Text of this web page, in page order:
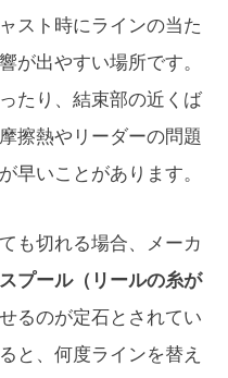
スト時にラインの当た
が出やすい場所です。
たり、結束部の近くば
擦熱やリーダーの問題
早いことがあります。
も切れる場合、メーカ
プール（リールの糸が
るのが定石とされてい
と、何度ラインを替え